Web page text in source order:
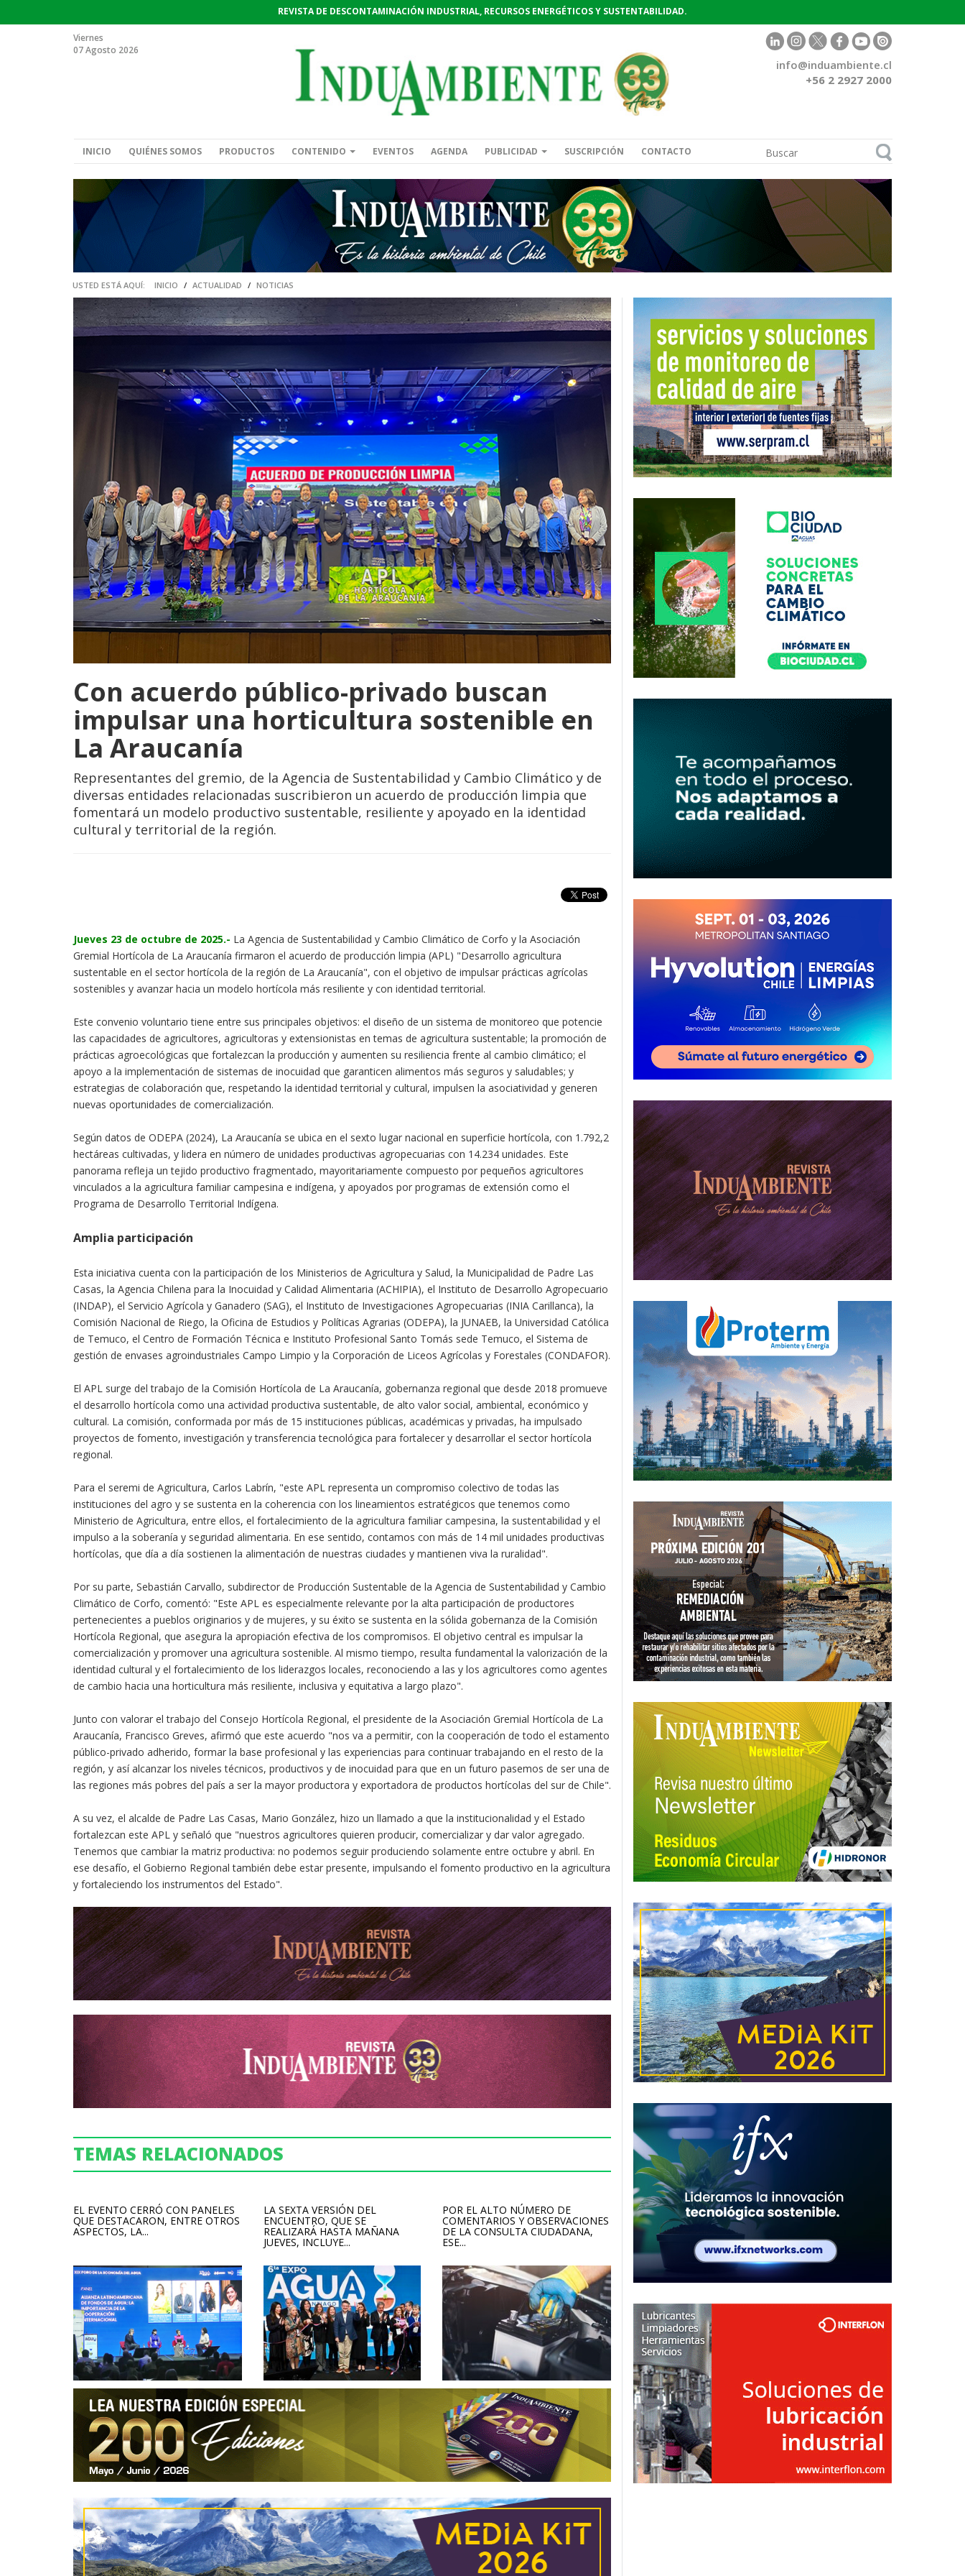
REVISTA DE DESCONTAMINACIÓN INDUSTRIAL, RECURSOS ENERGÉTICOS Y SUSTENTABILIDAD.
Viernes
07 Agosto 2026
info@induambiente.cl
+56 2 2927 2000
INICIO QUIÉNES SOMOS PRODUCTOS CONTENIDO EVENTOS AGENDA PUBLICIDAD SUSCRIPCIÓN CONTACTO
USTED ESTÁ AQUÍ: INICIO / ACTUALIDAD / NOTICIAS
Con acuerdo público-privado buscan
impulsar una horticultura sostenible en
La Araucanía
Representantes del gremio, de la Agencia de Sustentabilidad y Cambio Climático y de
diversas entidades relacionadas suscribieron un acuerdo de producción limpia que
fomentará un modelo productivo sustentable, resiliente y apoyado en la identidad
cultural y territorial de la región.
Jueves 23 de octubre de 2025.- La Agencia de Sustentabilidad y Cambio Climático de Corfo y la Asociación
Gremial Hortícola de La Araucanía firmaron el acuerdo de producción limpia (APL) "Desarrollo agricultura
sustentable en el sector hortícola de la región de La Araucanía", con el objetivo de impulsar prácticas agrícolas
sostenibles y avanzar hacia un modelo hortícola más resiliente y con identidad territorial.
Este convenio voluntario tiene entre sus principales objetivos: el diseño de un sistema de monitoreo que potencie
las capacidades de agricultores, agricultoras y extensionistas en temas de agricultura sustentable; la promoción de
prácticas agroecológicas que fortalezcan la producción y aumenten su resiliencia frente al cambio climático; el
apoyo a la implementación de sistemas de inocuidad que garanticen alimentos más seguros y saludables; y
estrategias de colaboración que, respetando la identidad territorial y cultural, impulsen la asociatividad y generen
nuevas oportunidades de comercialización.
Según datos de ODEPA (2024), La Araucanía se ubica en el sexto lugar nacional en superficie hortícola, con 1.792,2
hectáreas cultivadas, y lidera en número de unidades productivas agropecuarias con 14.234 unidades. Este
panorama refleja un tejido productivo fragmentado, mayoritariamente compuesto por pequeños agricultores
vinculados a la agricultura familiar campesina e indígena, y apoyados por programas de extensión como el
Programa de Desarrollo Territorial Indígena.
Amplia participación
Esta iniciativa cuenta con la participación de los Ministerios de Agricultura y Salud, la Municipalidad de Padre Las
Casas, la Agencia Chilena para la Inocuidad y Calidad Alimentaria (ACHIPIA), el Instituto de Desarrollo Agropecuario
(INDAP), el Servicio Agrícola y Ganadero (SAG), el Instituto de Investigaciones Agropecuarias (INIA Carillanca), la
Comisión Nacional de Riego, la Oficina de Estudios y Políticas Agrarias (ODEPA), la JUNAEB, la Universidad Católica
de Temuco, el Centro de Formación Técnica e Instituto Profesional Santo Tomás sede Temuco, el Sistema de
gestión de envases agroindustriales Campo Limpio y la Corporación de Liceos Agrícolas y Forestales (CONDAFOR).
El APL surge del trabajo de la Comisión Hortícola de La Araucanía, gobernanza regional que desde 2018 promueve
el desarrollo hortícola como una actividad productiva sustentable, de alto valor social, ambiental, económico y
cultural. La comisión, conformada por más de 15 instituciones públicas, académicas y privadas, ha impulsado
proyectos de fomento, investigación y transferencia tecnológica para fortalecer y desarrollar el sector hortícola
regional.
Para el seremi de Agricultura, Carlos Labrín, "este APL representa un compromiso colectivo de todas las
instituciones del agro y se sustenta en la coherencia con los lineamientos estratégicos que tenemos como
Ministerio de Agricultura, entre ellos, el fortalecimiento de la agricultura familiar campesina, la sustentabilidad y el
impulso a la soberanía y seguridad alimentaria. En ese sentido, contamos con más de 14 mil unidades productivas
hortícolas, que día a día sostienen la alimentación de nuestras ciudades y mantienen viva la ruralidad".
Por su parte, Sebastián Carvallo, subdirector de Producción Sustentable de la Agencia de Sustentabilidad y Cambio
Climático de Corfo, comentó: "Este APL es especialmente relevante por la alta participación de productores
pertenecientes a pueblos originarios y de mujeres, y su éxito se sustenta en la sólida gobernanza de la Comisión
Hortícola Regional, que asegura la apropiación efectiva de los compromisos. El objetivo central es impulsar la
comercialización y promover una agricultura sostenible. Al mismo tiempo, resulta fundamental la valorización de la
identidad cultural y el fortalecimiento de los liderazgos locales, reconociendo a las y los agricultores como agentes
de cambio hacia una horticultura más resiliente, inclusiva y equitativa a largo plazo".
Junto con valorar el trabajo del Consejo Hortícola Regional, el presidente de la Asociación Gremial Hortícola de La
Araucanía, Francisco Greves, afirmó que este acuerdo "nos va a permitir, con la cooperación de todo el estamento
público-privado adherido, formar la base profesional y las experiencias para continuar trabajando en el resto de la
región, y así alcanzar los niveles técnicos, productivos y de inocuidad para que en un futuro pasemos de ser una de
las regiones más pobres del país a ser la mayor productora y exportadora de productos hortícolas del sur de Chile".
A su vez, el alcalde de Padre Las Casas, Mario González, hizo un llamado a que la institucionalidad y el Estado
fortalezcan este APL y señaló que "nuestros agricultores quieren producir, comercializar y dar valor agregado.
Tenemos que cambiar la matriz productiva: no podemos seguir produciendo solamente entre octubre y abril. En
ese desafío, el Gobierno Regional también debe estar presente, impulsando el fomento productivo en la agricultura
y fortaleciendo los instrumentos del Estado".
TEMAS RELACIONADOS
EL EVENTO CERRÓ CON PANELES
QUE DESTACARON, ENTRE OTROS
ASPECTOS, LA...
LA SEXTA VERSIÓN DEL
ENCUENTRO, QUE SE
REALIZARÁ HASTA MAÑANA
JUEVES, INCLUYE...
POR EL ALTO NÚMERO DE
COMENTARIOS Y OBSERVACIONES
DE LA CONSULTA CIUDADANA,
ESE...